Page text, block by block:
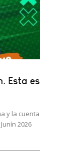
Esta es
y la cuenta
2026